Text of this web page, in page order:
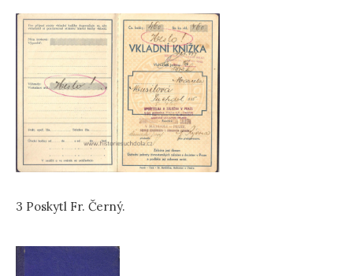
3 Poskytl Fr. Černý.